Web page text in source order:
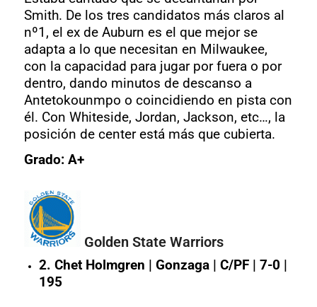
Smith. De los tres candidatos más claros al
nº1, el ex de Auburn es el que mejor se
adapta a lo que necesitan en Milwaukee,
con la capacidad para jugar por fuera o por
dentro, dando minutos de descanso a
Antetokounmpo o coincidiendo en pista con
él. Con Whiteside, Jordan, Jackson, etc…, la
posición de center está más que cubierta.
Grado: A+
Golden State Warriors
2. Chet Holmgren | Gonzaga | C/PF | 7-0 |
195